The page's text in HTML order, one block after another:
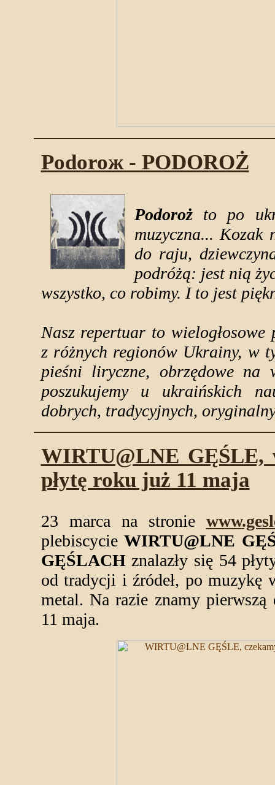
Podoroж - PODOROŻ
Podorożto po
muzyczna... Kozak
do raju,
podróżą: jest nią
wszystko, co robimy. I to jest
Nasz repertuar to wielogłosowe
z różnych regionów Ukrainy, w
pieśni liryczne, obrzędowe
poszukujemy u ukraińskich
dobrych, tradycyjnych,
WIRTU@LNE GĘŚLE,
płytę roku już 11 maja
23 marca na stronie
plebiscycieWIRTU@LNE
GĘŚLACHznalazły się 54
od tradycji i źródeł, po muzykę
metal. Na razie znamy
11 maja.